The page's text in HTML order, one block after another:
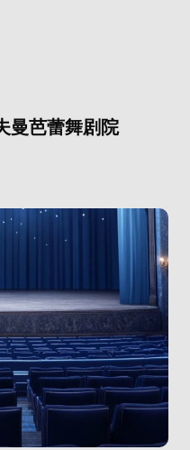
曼芭蕾舞剧院